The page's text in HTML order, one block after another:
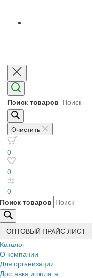
Поиск товаров
Очистить
0
0
0
Поиск товаров
ОПТОВЫЙ ПРАЙС-ЛИСТ
Каталог
О компании
Для организаций
Доставка и оплата